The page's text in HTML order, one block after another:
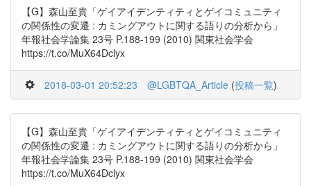
【G】森山至貴「ゲイアイデンティティとゲイコミュニティ
の関係性の変遷 : カミングアウトに関する語りの分析から」
年報社会学論集 23号 P.188-199 (2010) 関東社会学会
https://t.co/MuX64Dclyx
2018-03-01 20:52:23 @LGBTQA_Article (投稿一覧)
【G】森山至貴「ゲイアイデンティティとゲイコミュニティ
の関係性の変遷 : カミングアウトに関する語りの分析から」
年報社会学論集 23号 P.188-199 (2010) 関東社会学会
https://t.co/MuX64Dclyx